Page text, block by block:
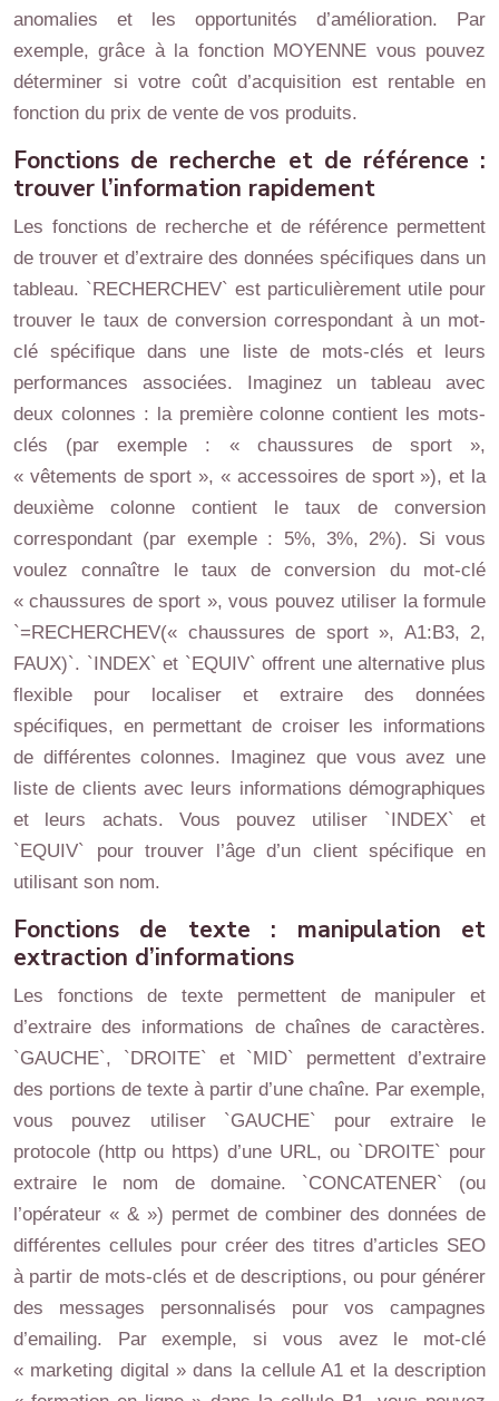
anomalies et les opportunités d’amélioration. Par
exemple, grâce à la fonction MOYENNE vous pouvez
déterminer si votre coût d’acquisition est rentable en
fonction du prix de vente de vos produits.
Fonctions de recherche et de référence :
trouver l’information rapidement
Les fonctions de recherche et de référence permettent
de trouver et d’extraire des données spécifiques dans un
tableau. `RECHERCHEV` est particulièrement utile pour
trouver le taux de conversion correspondant à un mot-
clé spécifique dans une liste de mots-clés et leurs
performances associées. Imaginez un tableau avec
deux colonnes : la première colonne contient les mots-
clés (par exemple : « chaussures de sport »,
« vêtements de sport », « accessoires de sport »), et la
deuxième colonne contient le taux de conversion
correspondant (par exemple : 5%, 3%, 2%). Si vous
voulez connaître le taux de conversion du mot-clé
« chaussures de sport », vous pouvez utiliser la formule
`=RECHERCHEV(« chaussures de sport », A1:B3, 2,
FAUX)`. `INDEX` et `EQUIV` offrent une alternative plus
flexible pour localiser et extraire des données
spécifiques, en permettant de croiser les informations
de différentes colonnes. Imaginez que vous avez une
liste de clients avec leurs informations démographiques
et leurs achats. Vous pouvez utiliser `INDEX` et
`EQUIV` pour trouver l’âge d’un client spécifique en
utilisant son nom.
Fonctions de texte : manipulation et
extraction d’informations
Les fonctions de texte permettent de manipuler et
d’extraire des informations de chaînes de caractères.
`GAUCHE`, `DROITE` et `MID` permettent d’extraire
des portions de texte à partir d’une chaîne. Par exemple,
vous pouvez utiliser `GAUCHE` pour extraire le
protocole (http ou https) d’une URL, ou `DROITE` pour
extraire le nom de domaine. `CONCATENER` (ou
l’opérateur « & ») permet de combiner des données de
différentes cellules pour créer des titres d’articles SEO
à partir de mots-clés et de descriptions, ou pour générer
des messages personnalisés pour vos campagnes
d’emailing. Par exemple, si vous avez le mot-clé
« marketing digital » dans la cellule A1 et la description